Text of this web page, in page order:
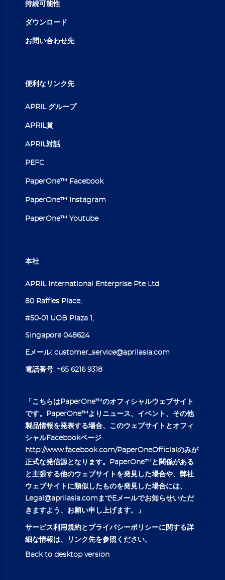
持続可能性
ダウンロード
お問い合わせ先
便利なリンク先
APRIL グループ
APRIL賞
APRIL対話
PEFC
PaperOne™ Facebook
PaperOne™ Instagram
PaperOne™ Youtube
本社
APRIL International Enterprise Pte Ltd
80 Raffles Place,
#50-01 UOB Plaza 1,
Singapore 048624
Eメール: customer_service@aprilasia.com
電話番号: +65 6216 9318
「こちらはPaperOne™のオフィシャルウェブサイト
です。PaperOne™よりニュース、イベント、その他
製品情報を発表する場合、このウェブサイトとオフィ
シャルFacebookページ
http://www.facebook.com/PaperOneOfficial のみが
正式な発信源となります。PaperOne™と関係がある
と主張する他のウェブサイトを発見した場合や、弊社
ウェブサイトに類似したものを発見した場合には、
Legal@aprilasia.com までEメールでお知らせいただ
きますよう、お願い申し上げます。」
サービス利用規約とプライバシーポリシーに関する詳
細な情報は、リンク先を参照ください。
Back to desktop version